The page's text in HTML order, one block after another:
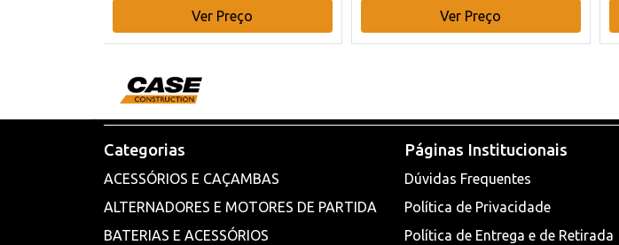
Ver Preço
Ver Preço
Categorias
ACESSÓRIOS E CAÇAMBAS
ALTERNADORES E MOTORES DE PARTIDA
BATERIAS E ACESSÓRIOS
Páginas Institucionais
Dúvidas Frequentes
Política de Privacidade
Política de Entrega e de Retirada